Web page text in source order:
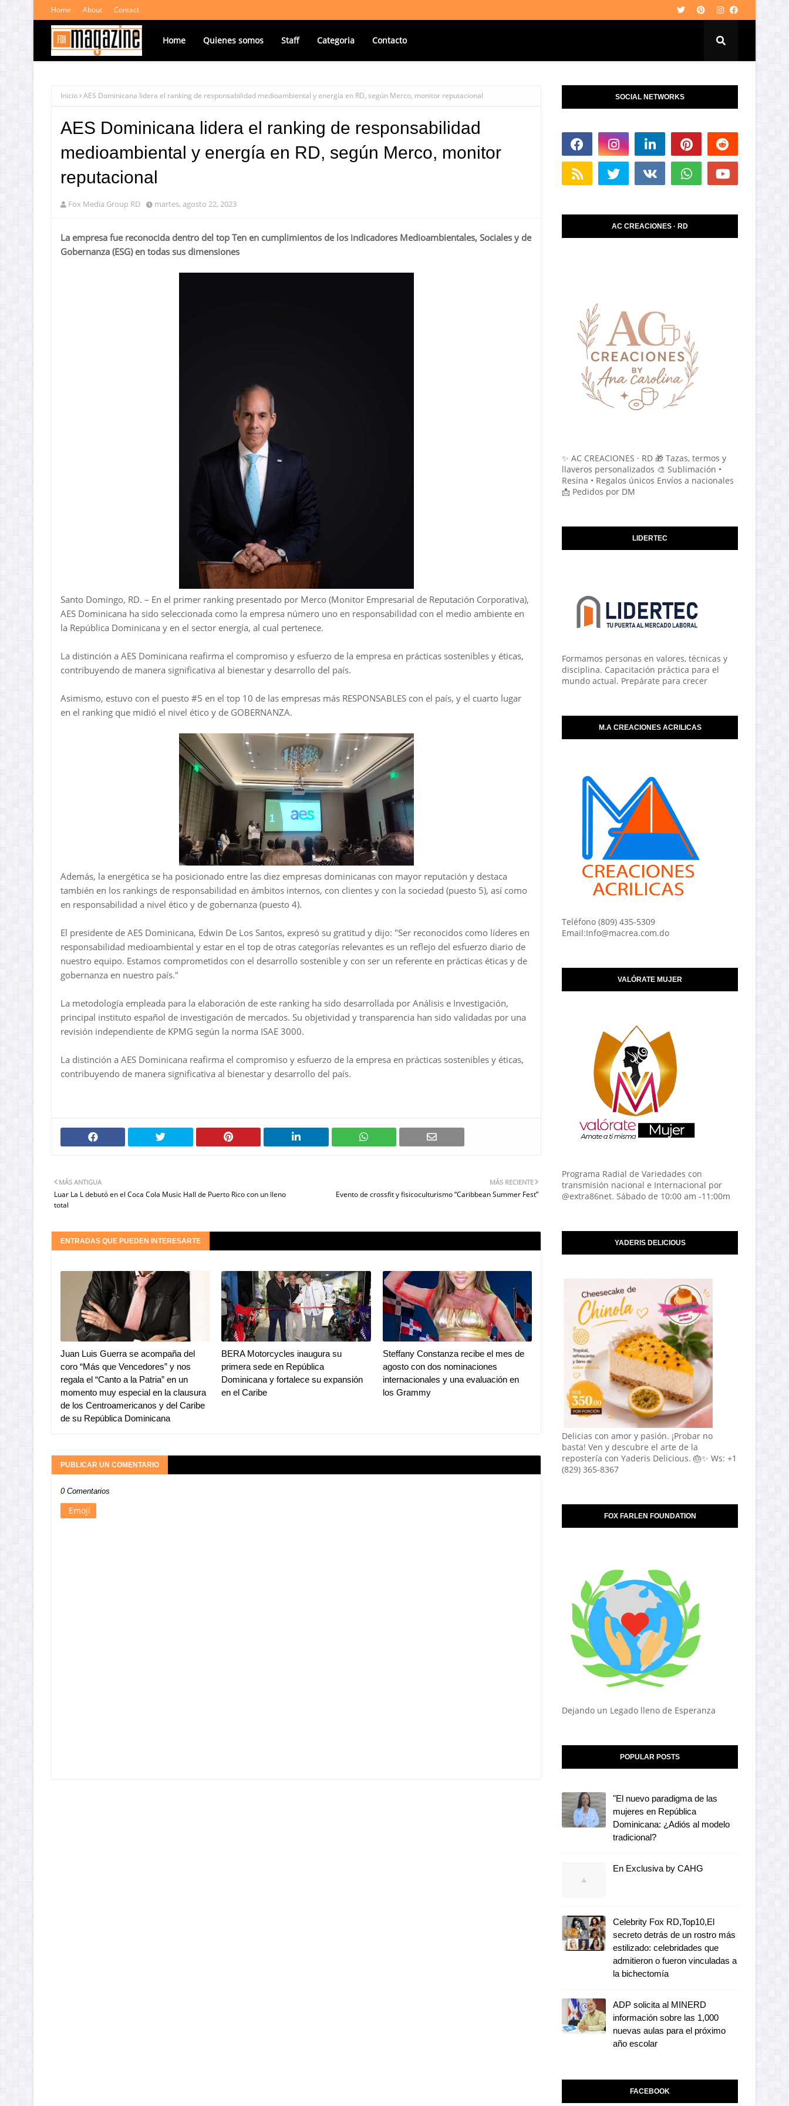
Home About Contact
Home Quienes somos Staff Categoria Contacto
Inicio AES Dominicana lidera el ranking de responsabilidad medioambiental y energía en RD, según Merco, monitor reputacional
AES Dominicana lidera el ranking de responsabilidad
medioambiental y energía en RD, según Merco, monitor
reputacional
Fox Media Group RD martes, agosto 22, 2023
La empresa fue reconocida dentro del top Ten en cumplimientos de los indicadores Medioambientales, Sociales y de
Gobernanza (ESG) en todas sus dimensiones
Santo Domingo, RD. – En el primer ranking presentado por Merco (Monitor Empresarial de Reputación Corporativa),
AES Dominicana ha sido seleccionada como la empresa número uno en responsabilidad con el medio ambiente en
la República Dominicana y en el sector energía, al cual pertenece.
La distinción a AES Dominicana reafirma el compromiso y esfuerzo de la empresa en prácticas sostenibles y éticas,
contribuyendo de manera significativa al bienestar y desarrollo del país.
Asimismo, estuvo con el puesto #5 en el top 10 de las empresas más RESPONSABLES con el país, y el cuarto lugar
en el ranking que midió el nivel ético y de GOBERNANZA.
Además, la energética se ha posicionado entre las diez empresas dominicanas con mayor reputación y destaca
también en los rankings de responsabilidad en ámbitos internos, con clientes y con la sociedad (puesto 5), así como
en responsabilidad a nivel ético y de gobernanza (puesto 4).
El presidente de AES Dominicana, Edwin De Los Santos, expresó su gratitud y dijo: "Ser reconocidos como líderes en
responsabilidad medioambiental y estar en el top de otras categorías relevantes es un reflejo del esfuerzo diario de
nuestro equipo. Estamos comprometidos con el desarrollo sostenible y con ser un referente en prácticas éticas y de
gobernanza en nuestro país."
La metodología empleada para la elaboración de este ranking ha sido desarrollada por Análisis e Investigación,
principal instituto español de investigación de mercados. Su objetividad y transparencia han sido validadas por una
revisión independiente de KPMG según la norma ISAE 3000.
La distinción a AES Dominicana reafirma el compromiso y esfuerzo de la empresa en prácticas sostenibles y éticas,
contribuyendo de manera significativa al bienestar y desarrollo del país.
MÁS RECIENTE
Evento de crossfit y fisicoculturismo “Caribbean Summer Fest”
MÁS ANTIGUA
Luar La L debutó en el Coca Cola Music Hall de Puerto Rico con un lleno
total
ENTRADAS QUE PUEDEN INTERESARTE
Juan Luis Guerra se acompaña del
coro “Más que Vencedores” y nos
regala el “Canto a la Patria” en un
momento muy especial en la clausura
de los Centroamericanos y del Caribe
de su República Dominicana
BERA Motorcycles inaugura su
primera sede en República
Dominicana y fortalece su expansión
en el Caribe
Steffany Constanza recibe el mes de
agosto con dos nominaciones
internacionales y una evaluación en
los Grammy
PUBLICAR UN COMENTARIO
0 Comentarios
Emoji
SOCIAL NETWORKS
AC CREACIONES · RD
✨ AC CREACIONES · RD 🎁 Tazas, termos y
llaveros personalizados 🎨 Sublimación •
Resina • Regalos únicos Envíos a nacionales
📩 Pedidos por DM
LIDERTEC
Formamos personas en valores, técnicas y
disciplina. Capacitación práctica para el
mundo actual. Prepárate para crecer
M.A CREACIONES ACRILICAS
Teléfono (809) 435-5309
Email:Info@macrea.com.do
VALÓRATE MUJER
Programa Radial de Variedades con
transmisión nacional e Internacional por
@extra86net. Sábado de 10:00 am -11:00m
YADERIS DELICIOUS
Delicias con amor y pasión. ¡Probar no
basta! Ven y descubre el arte de la
repostería con Yaderis Delicious. 🎂✨ Ws: +1
(829) 365-8367
FOX FARLEN FOUNDATION
Dejando un Legado lleno de Esperanza
POPULAR POSTS
"El nuevo paradigma de las
mujeres en República
Dominicana: ¿Adiós al modelo
tradicional?
En Exclusiva by CAHG
Celebrity Fox RD,Top10,El
secreto detrás de un rostro más
estilizado: celebridades que
admitieron o fueron vinculadas a
la bichectomía
ADP solicita al MINERD
información sobre las 1,000
nuevas aulas para el próximo
año escolar
FACEBOOK